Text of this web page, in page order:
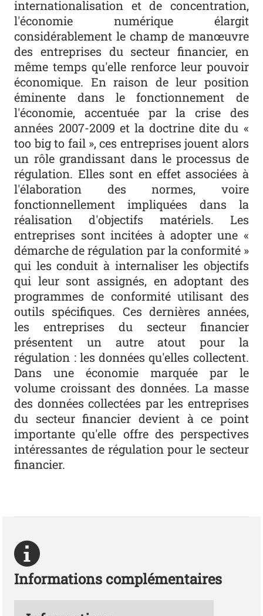
internationalisation et de concentration,
l'économie numérique élargit
considérablement le champ de manœuvre
des entreprises du secteur financier, en
même temps qu'elle renforce leur pouvoir
économique. En raison de leur position
éminente dans le fonctionnement de
l'économie, accentuée par la crise des
années 2007-2009 et la doctrine dite du «
too big to fail », ces entreprises jouent alors
un rôle grandissant dans le processus de
régulation. Elles sont en effet associées à
l'élaboration des normes, voire
fonctionnellement impliquées dans la
réalisation d'objectifs matériels. Les
entreprises sont incitées à adopter une «
démarche de régulation par la conformité »
qui les conduit à internaliser les objectifs
qui leur sont assignés, en adoptant des
programmes de conformité utilisant des
outils spécifiques. Ces dernières années,
les entreprises du secteur financier
présentent un autre atout pour la
régulation : les données qu'elles collectent.
Dans une économie marquée par le
volume croissant des données. La masse
des données collectées par les entreprises
du secteur financier devient à ce point
importante qu'elle offre des perspectives
intéressantes de régulation pour le secteur
financier.
Informations complémentaires